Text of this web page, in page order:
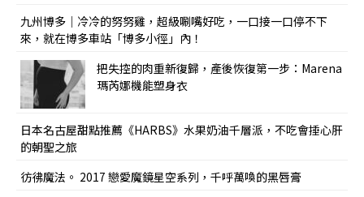
九州博多｜冷冷的努努雞，超級唰嘴好吃，一口接一口停不下
來，就在博多車站「博多小徑」內！
把失控的肉重新復歸，產後恢復第一步：Marena
瑪芮娜機能塑身衣
日本名古屋甜點推薦《HARBS》水果奶油千層派，不吃會捶心肝
的朝聖之旅
彷彿魔法。 2017 戀愛魔鏡星空系列，千呼萬喚的黑唇膏